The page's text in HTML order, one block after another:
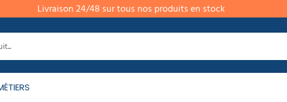
Livraison 24/48 sur tous nos produits en stock